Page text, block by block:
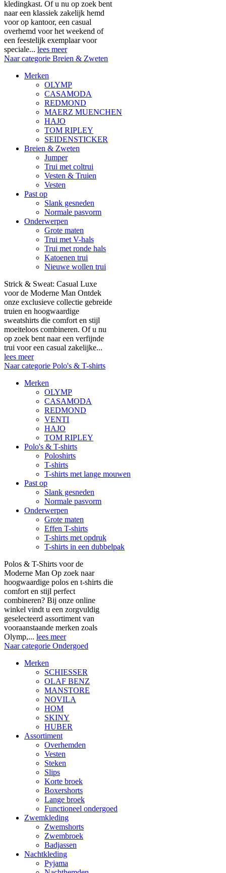
kledingkast. Of u nu op zoek bent
naar een klassiek zakelijk hemd
voor op kantoor, een casual
overhemd voor het weekend of
een feestelijk exemplaar voor
speciale... lees meer
Naar categorie Breien & Zweten
Merken
OLYMP
CASAMODA
REDMOND
MAERZ MUENCHEN
HAJO
TOM RIPLEY
SEIDENSTICKER
Breien & Zweten
Jumper
Trui met coltrui
Vesten & Truien
Vesten
Past op
Slank gesneden
Normale pasvorm
Onderwerpen
Grote maten
Trui met V-hals
Trui met ronde hals
Katoenen trui
Nieuwe wollen trui
Strick & Sweat: Casual Luxe
voor de Moderne Man Ontdek
onze exclusieve collectie gebreide
truien en hoogwaardige
sweatshirts die comfort en stijl
moeiteloos combineren. Of u nu
op zoek bent naar een verfijnde
trui voor een casual zakelijke...
lees meer
Naar categorie Polo's & T-shirts
Merken
OLYMP
CASAMODA
REDMOND
VENTI
HAJO
TOM RIPLEY
Polo's & T-shirts
Poloshirts
T-shirts
T-shirts met lange mouwen
Past op
Slank gesneden
Normale pasvorm
Onderwerpen
Grote maten
Effen T-shirts
T-shirts met opdruk
T-shirts in een dubbelpak
Polos & T-Shirts voor de
Moderne Man Op zoek naar
hoogwaardige polos en t-shirts die
comfort en stijl perfect
combineren? Bij onze online
winkel vindt u een zorgvuldig
geselecteerd assortiment van
vooraanstaande merken zoals
Olymp,... lees meer
Naar categorie Ondergoed
Merken
SCHIESSER
OLAF BENZ
MANSTORE
NOVILA
HOM
SKINY
HUBER
Assortiment
Overhemden
Vesten
Steken
Slips
Korte broek
Boxershorts
Lange broek
Functioneel ondergoed
Zwemkleding
Zwemshorts
Zwembroek
Badjassen
Nachtkleding
Pyjama